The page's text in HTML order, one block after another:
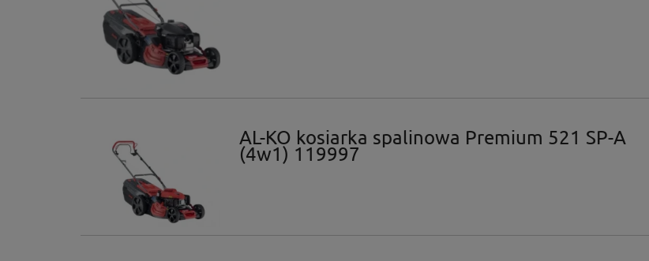
AL-KO kosiarka spalinowa Premium 521 SP-A
(4w1) 119997